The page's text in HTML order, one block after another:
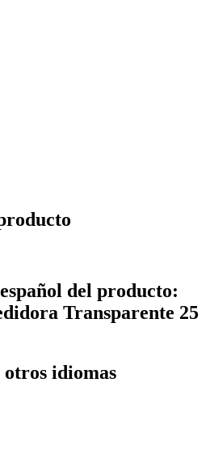
del producto:
Transparente 25
otros idiomas